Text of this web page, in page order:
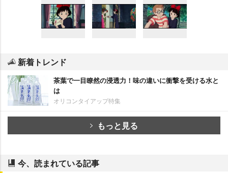
新着トレンド
茶葉で一目瞭然の浸透力！味の違いに衝撃を受ける水と
は
オリコンタイアップ特集
もっと見る
今、読まれている記事